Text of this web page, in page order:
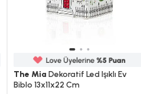
The Mia Dekoratif Led Işıklı Ev
Biblo 13x11x22 Cm